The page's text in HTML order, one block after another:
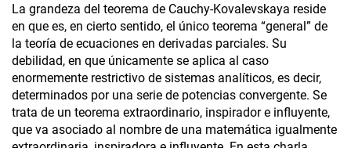
La grandeza del teorema de Cauchy-Kovalevskaya reside
en que es, en cierto sentido, el único teorema “general” de
la teoría de ecuaciones en derivadas parciales. Su
debilidad, en que únicamente se aplica al caso
enormemente restrictivo de sistemas analíticos, es decir,
determinados por una serie de potencias convergente. Se
trata de un teorema extraordinario, inspirador e influyente,
que va asociado al nombre de una matemática igualmente